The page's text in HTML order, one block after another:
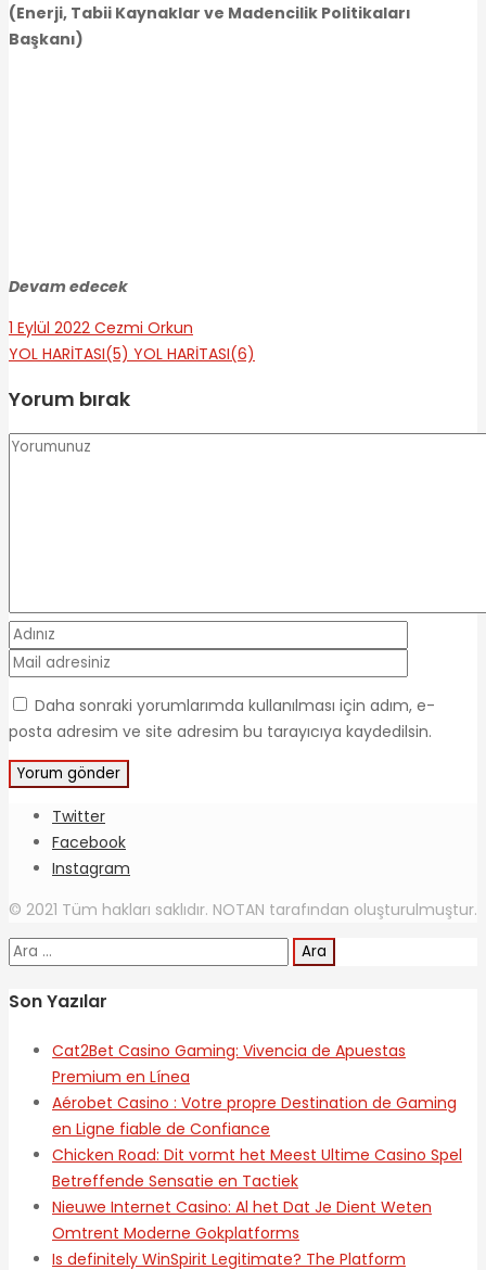
(Enerji, Tabii Kaynaklar ve Madencilik Politikaları
Başkanı)
Devam edecek
1 Eylül 2022 Cezmi Orkun
YOL HARİTASI(5) YOL HARİTASI(6)
Yorum bırak
Daha sonraki yorumlarımda kullanılması için adım, e-
posta adresim ve site adresim bu tarayıcıya kaydedilsin.
Twitter
Facebook
Instagram
© 2021 Tüm hakları saklıdır. NOTAN tarafından oluşturulmuştur.
Arama:
Son Yazılar
Cat2Bet Casino Gaming: Vivencia de Apuestas
Premium en Línea
Aérobet Casino : Votre propre Destination de Gaming
en Ligne fiable de Confiance
Chicken Road: Dit vormt het Meest Ultime Casino Spel
Betreffende Sensatie en Tactiek
Nieuwe Internet Casino: Al het Dat Je Dient Weten
Omtrent Moderne Gokplatforms
Is definitely WinSpirit Legitimate? The Platform